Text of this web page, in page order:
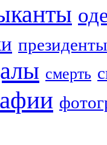
президенты
смерть